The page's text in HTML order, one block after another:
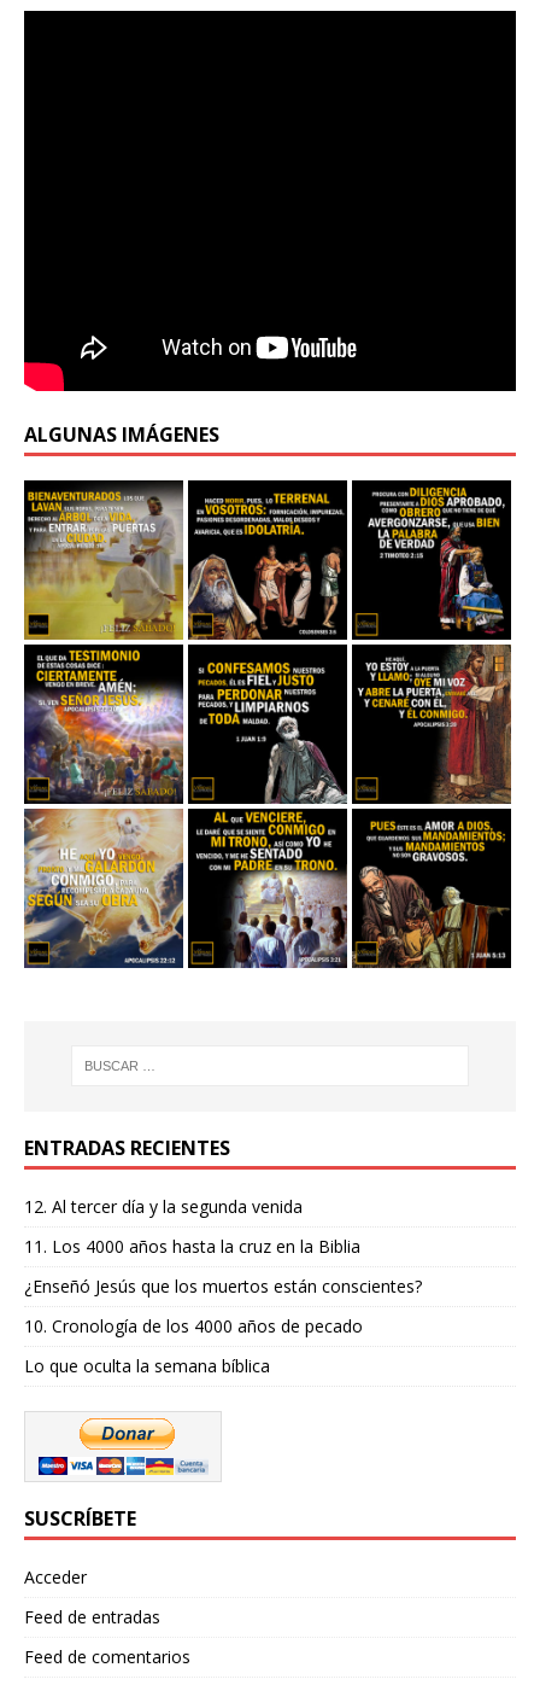
ALGUNAS IMÁGENES
ENTRADAS RECIENTES
12. Al tercer día y la segunda venida
11. Los 4000 años hasta la cruz en la Biblia
¿Enseñó Jesús que los muertos están conscientes?
10. Cronología de los 4000 años de pecado
Lo que oculta la semana bíblica
SUSCRÍBETE
Acceder
Feed de entradas
Feed de comentarios